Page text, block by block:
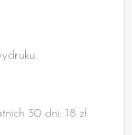
30 dni: 18 zł.